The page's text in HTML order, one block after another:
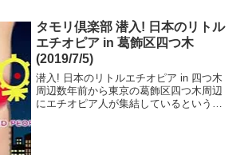
タモリ倶楽部 潜入! 日本のリトル
エチオピア in 葛飾区四つ木
(2019/7/5)
潜入! 日本のリトルエチオピア in 四つ木
周辺数年前から東京の葛飾区四つ木周辺
にエチオピア人が集結しているという。